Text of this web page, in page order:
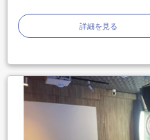
詳細を見る